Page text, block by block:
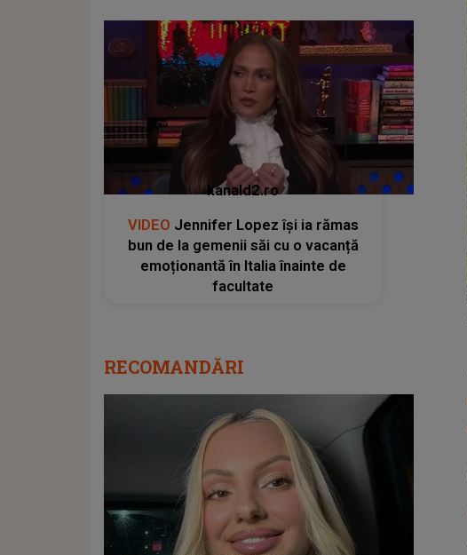
kanald2.ro
VIDEO Jennifer Lopez își ia rămas
bun de la gemenii săi cu o vacanță
emoționantă în Italia înainte de
facultate
RECOMANDĂRI